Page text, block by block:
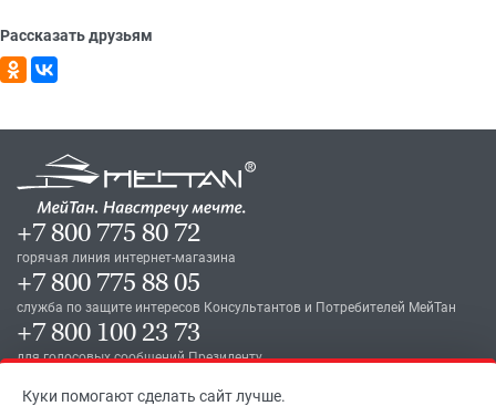
Рассказать друзьям
+7 800 775 80 72
горячая линия интернет-магазина
+7 800 775 88 05
служба по защите интересов Консультантов и Потребителей МейТан
+7 800 100 23 73
для голосовых сообщений Президенту
Куки помогают сделать сайт лучше.